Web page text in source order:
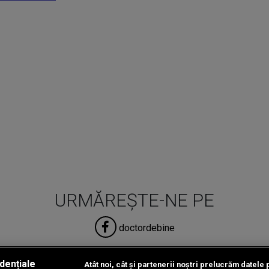
URMĂREȘTE-NE PE
doctordebine
Atât noi, cât și partenerii noștri prelucrăm datele